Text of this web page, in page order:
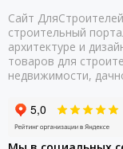
Сайт
строительный
архитектуре и
товаров для
недвижимости,